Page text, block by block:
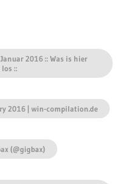
2016 :: Was is hier
::
2016 | win-compilation.de
(@gigbax)